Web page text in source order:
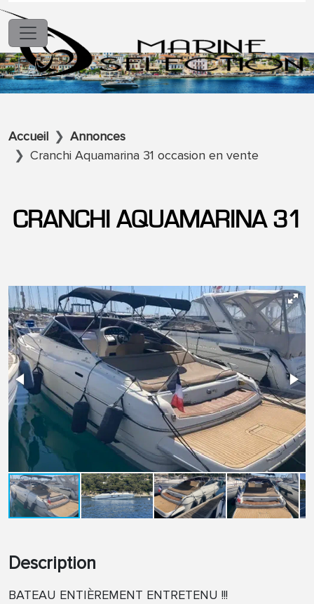
Accueil
Annonces
Cranchi Aquamarina 31 occasion en vente
CRANCHI AQUAMARINA 31
Description
BATEAU ENTIÈREMENT ENTRETENU !!!